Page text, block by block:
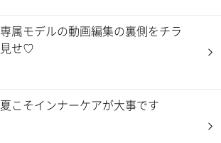
専属モデルの動画編集の裏側をチラ
見せ♡
夏こそインナーケアが大事です